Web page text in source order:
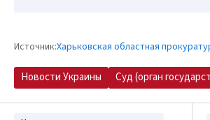
Источник:Харьковская областная
Новости Украины Суд (орган